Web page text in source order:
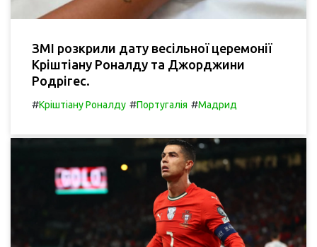
ЗМІ розкрили дату весільної церемонії
Кріштіану Роналду та Джорджини
Родрігес.
#Кріштіану Роналду #Португалія #Мадрид